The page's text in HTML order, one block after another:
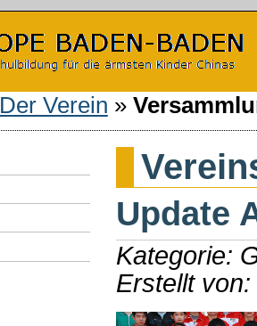
Der Verein »
Update
Kategorie:
Erstellt